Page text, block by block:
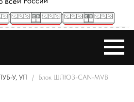
У, УП Блок ШЛЮЗ-CAN-MVB